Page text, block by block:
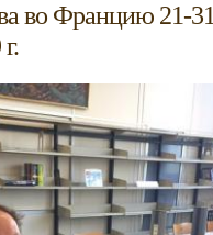
во Францию 21-31